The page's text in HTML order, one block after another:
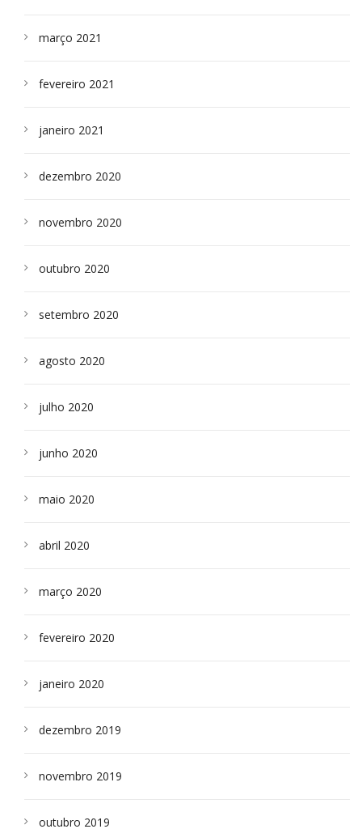
março 2021
fevereiro 2021
janeiro 2021
dezembro 2020
novembro 2020
outubro 2020
setembro 2020
agosto 2020
julho 2020
junho 2020
maio 2020
abril 2020
março 2020
fevereiro 2020
janeiro 2020
dezembro 2019
novembro 2019
outubro 2019